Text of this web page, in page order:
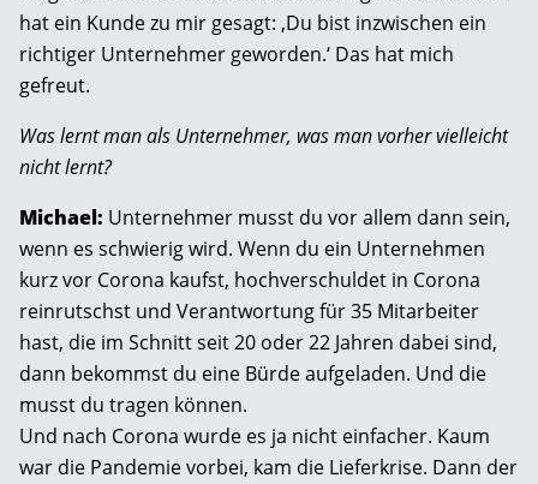
hat ein Kunde zu mir gesagt: ‚Du bist inzwischen ein
richtiger Unternehmer geworden.‘ Das hat mich
gefreut.
Was lernt man als Unternehmer, was man vorher vielleicht
nicht lernt?
Michael: Unternehmer musst du vor allem dann sein,
wenn es schwierig wird. Wenn du ein Unternehmen
kurz vor Corona kaufst, hochverschuldet in Corona
reinrutschst und Verantwortung für 35 Mitarbeiter
hast, die im Schnitt seit 20 oder 22 Jahren dabei sind,
dann bekommst du eine Bürde aufgeladen. Und die
musst du tragen können.
Und nach Corona wurde es ja nicht einfacher. Kaum
war die Pandemie vorbei, kam die Lieferkrise. Dann der